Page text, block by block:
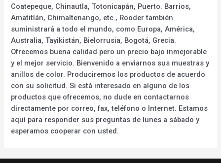
Coatepeque, Chinautla, Totonicapán, Puerto. Barrios,
Amatitlán, Chimaltenango, etc., Rooder también
suministrará a todo el mundo, como Europa, América,
Australia, Tayikistán, Bielorrusia, Bogotá, Grecia.
Ofrecemos buena calidad pero un precio bajo inmejorable
y el mejor servicio. Bienvenido a enviarnos sus muestras y
anillos de color. Produciremos los productos de acuerdo
con su solicitud. Si está interesado en alguno de los
productos que ofrecemos, no dude en contactarnos
directamente por correo, fax, teléfono o Internet. Estamos
aquí para responder sus preguntas de lunes a sábado y
esperamos cooperar con usted.